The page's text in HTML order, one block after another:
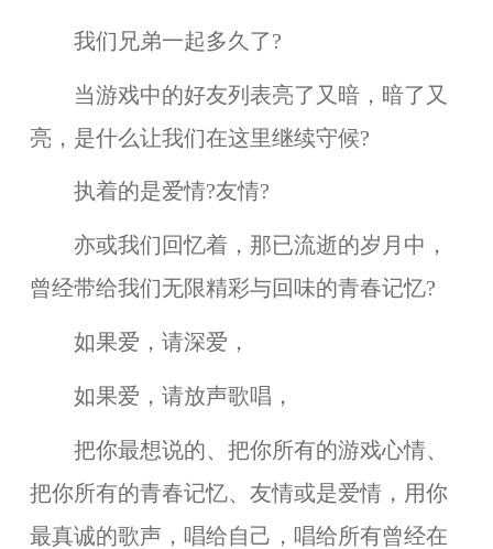
我们兄弟一起多久了?
当游戏中的好友列表亮了又暗，暗了又
亮，是什么让我们在这里继续守候?
执着的是爱情?友情?
亦或我们回忆着，那已流逝的岁月中，
曾经带给我们无限精彩与回味的青春记忆?
如果爱，请深爱，
如果爱，请放声歌唱，
把你最想说的、把你所有的游戏心情、
把你所有的青春记忆、友情或是爱情，用你
最真诚的歌声，唱给自己，唱给所有曾经在